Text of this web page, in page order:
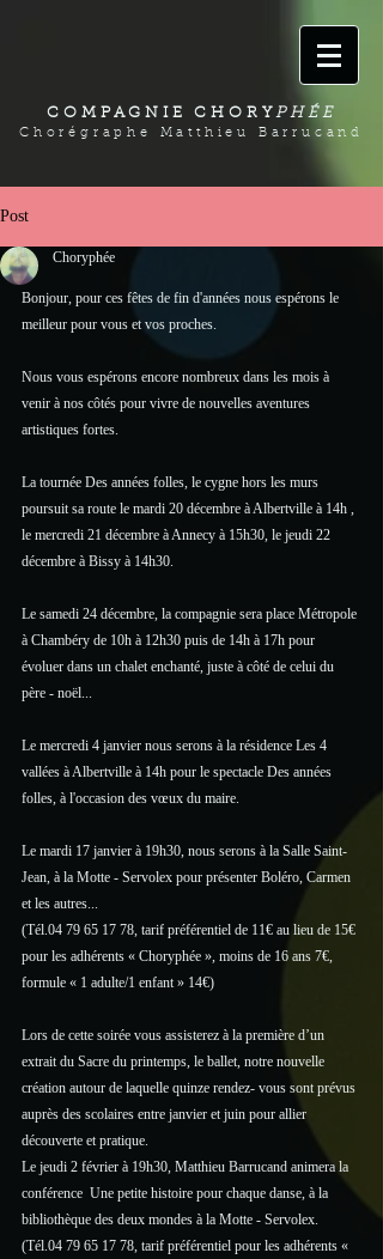
COMPAGNIE CHORYPHÉE
Chorégraphe Matthieu Barrucand
Post
Choryphée
Bonjour, pour ces fêtes de fin d'années nous espérons le
meilleur pour vous et vos proches.
Nous vous espérons encore nombreux dans les mois à
venir à nos côtés pour vivre de nouvelles aventures
artistiques fortes.
La tournée Des années folles, le cygne hors les murs
poursuit sa route le mardi 20 décembre à Albertville à 14h ,
le mercredi 21 décembre à Annecy à 15h30, le jeudi 22
décembre à Bissy à 14h30.
Le samedi 24 décembre, la compagnie sera place Métropole
à Chambéry de 10h à 12h30 puis de 14h à 17h pour
évoluer dans un chalet enchanté, juste à côté de celui du
père - noël...
Le mercredi 4 janvier nous serons à la résidence Les 4
vallées à Albertville à 14h pour le spectacle Des années
folles, à l'occasion des vœux du maire.
Le mardi 17 janvier à 19h30, nous serons à la Salle Saint-
Jean, à la Motte - Servolex pour présenter Boléro, Carmen
et les autres...
(Tél.04 79 65 17 78, tarif préférentiel de 11€ au lieu de 15€
pour les adhérents « Choryphée », moins de 16 ans 7€,
formule « 1 adulte/1 enfant » 14€)
Lors de cette soirée vous assisterez à la première d’un
extrait du Sacre du printemps, le ballet, notre nouvelle
création autour de laquelle quinze rendez- vous sont prévus
auprès des scolaires entre janvier et juin pour allier
découverte et pratique.
Le jeudi 2 février à 19h30, Matthieu Barrucand animera la
conférence  Une petite histoire pour chaque danse, à la
bibliothèque des deux mondes à la Motte - Servolex.
(Tél.04 79 65 17 78, tarif préférentiel pour les adhérents «